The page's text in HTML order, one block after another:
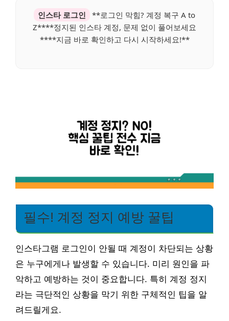
인스타 로그인
**로그인 막힘? 계정 복구 A to
Z****정지된 인스타 계정, 문제 없이 풀어보세요
****지금 바로 확인하고 다시 시작하세요!**
필수! 계정 정지 예방 꿀팁
인스타그램 로그인이 안될 때 계정이 차단되는 상황
은 누구에게나 발생할 수 있습니다. 미리 원인을 파
악하고 예방하는 것이 중요합니다. 특히 계정 정지
라는 극단적인 상황을 막기 위한 구체적인 팁을 알
려드릴게요.